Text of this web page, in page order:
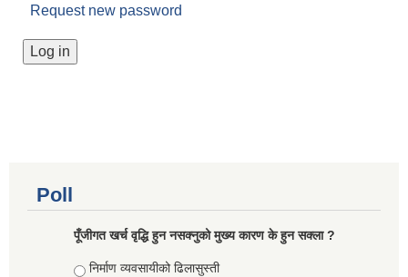
Request new password
Poll
पूँजीगत खर्च वृद्धि हुन नसक्नुको मुख्य कारण के हुन सक्ला ?
Choices
निर्माण व्यवसायीको ढिलासुस्ती